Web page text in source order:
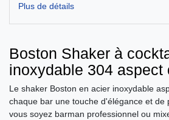
Plus de détails
Boston Shaker à
inoxydable 304 aspect
Le shaker Boston en acier inoxydable
chaque bar une touche d'élégance et de
vous soyez barman professionnel ou